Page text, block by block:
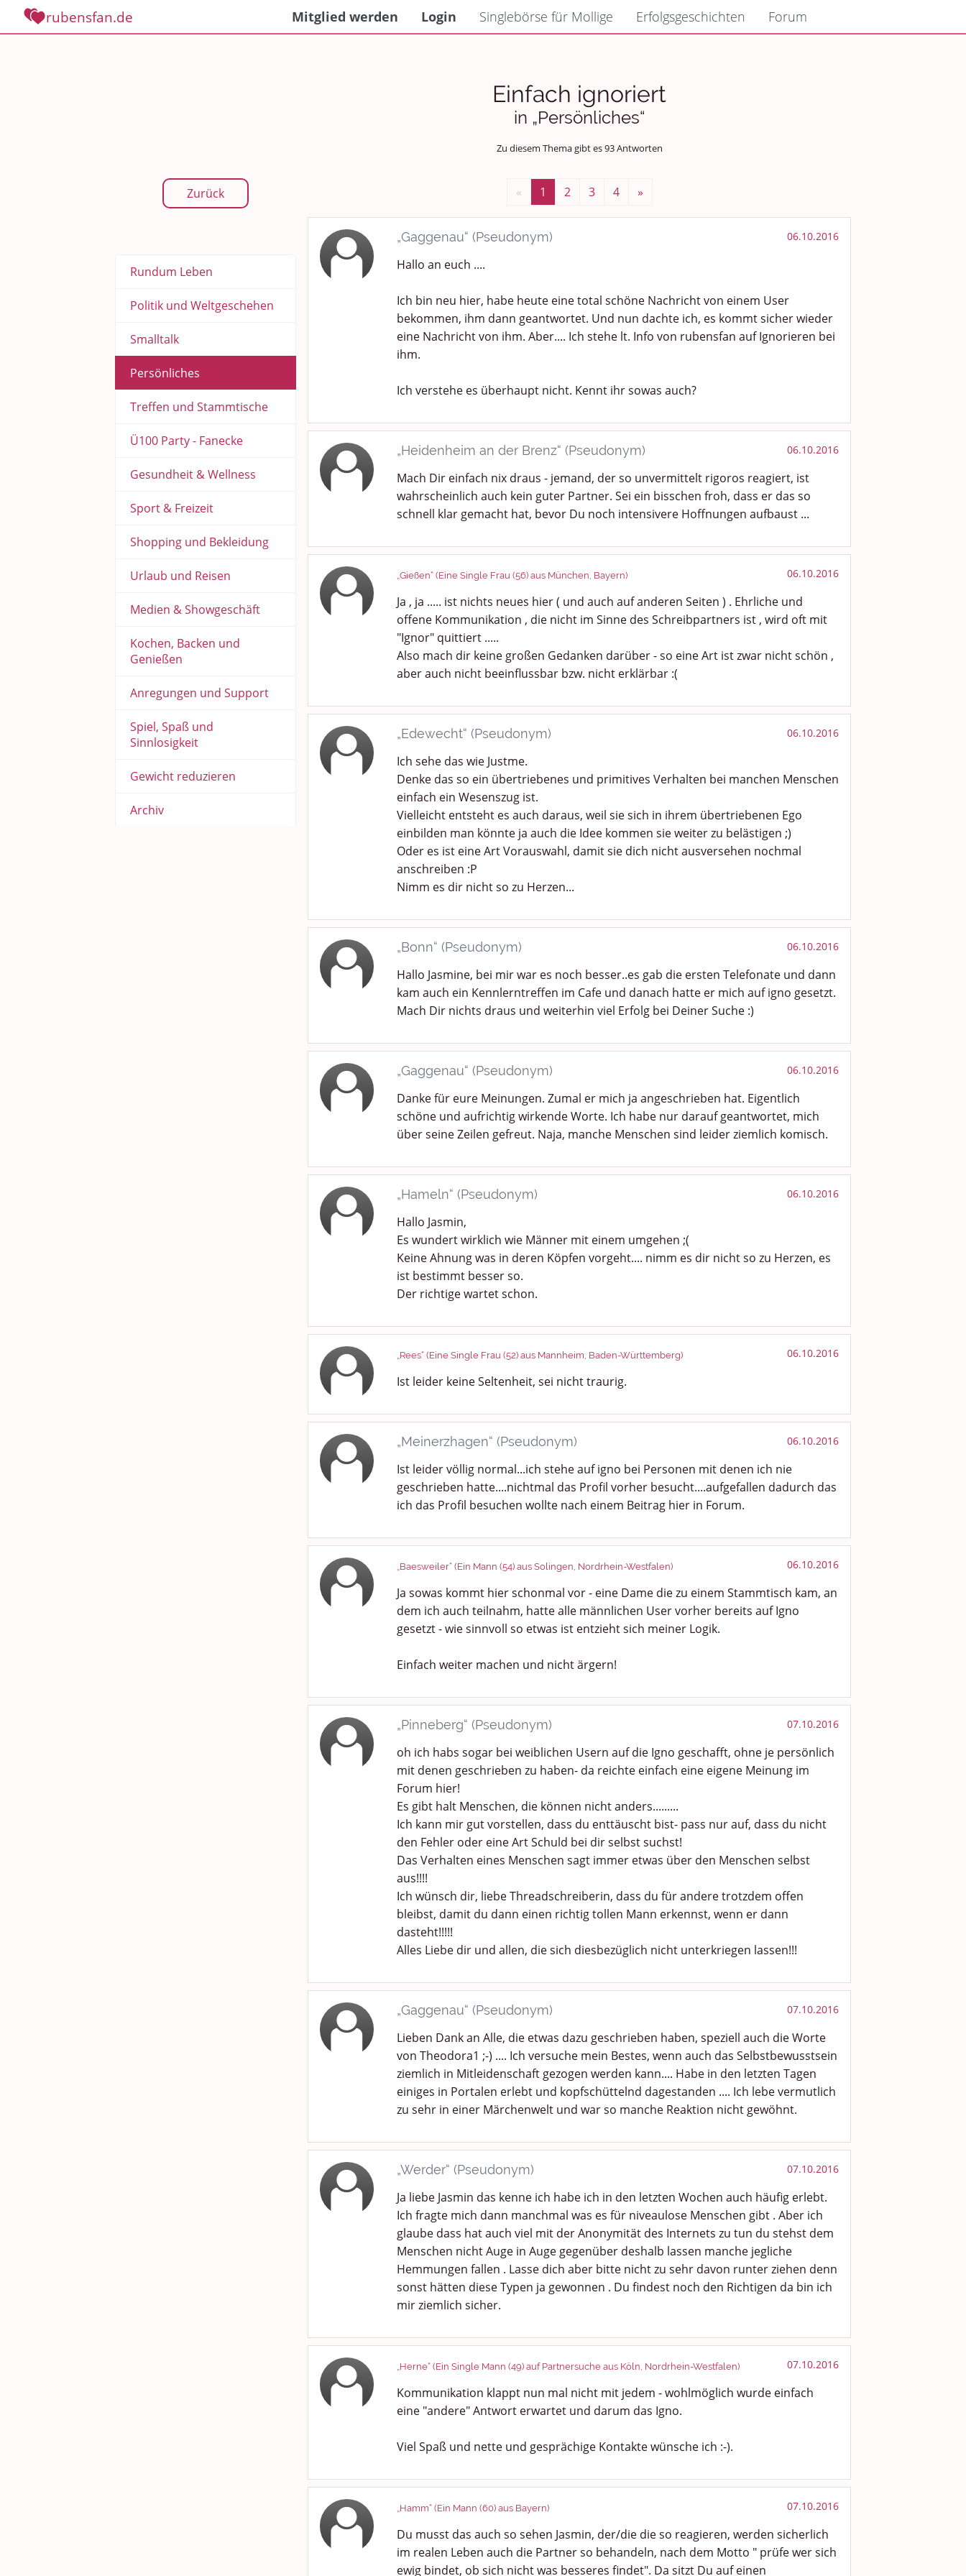
rubensfan.de Mitglied werden Login Singlebörse für Mollige Erfolgsgeschichten Forum
Einfach ignoriert
in „Persönliches“
Zu diesem Thema gibt es 93 Antworten
Zurück
Rundum Leben
Politik und Weltgeschehen
Smalltalk
Persönliches
Treffen und Stammtische
Ü100 Party - Fanecke
Gesundheit & Wellness
Sport & Freizeit
Shopping und Bekleidung
Urlaub und Reisen
Medien & Showgeschäft
Kochen, Backen und
Genießen
Anregungen und Support
Spiel, Spaß und
Sinnlosigkeit
Gewicht reduzieren
Archiv
« 1 2 3 4 »
„Gaggenau“ (Pseudonym) 06.10.2016
Hallo an euch ....
Ich bin neu hier, habe heute eine total schöne Nachricht von einem User
bekommen, ihm dann geantwortet. Und nun dachte ich, es kommt sicher wieder
eine Nachricht von ihm. Aber.... Ich stehe lt. Info von rubensfan auf Ignorieren bei
ihm.
Ich verstehe es überhaupt nicht. Kennt ihr sowas auch?
„Heidenheim an der Brenz“ (Pseudonym) 06.10.2016
Mach Dir einfach nix draus - jemand, der so unvermittelt rigoros reagiert, ist
wahrscheinlich auch kein guter Partner. Sei ein bisschen froh, dass er das so
schnell klar gemacht hat, bevor Du noch intensivere Hoffnungen aufbaust ...
„Gießen“ (Eine Single Frau (56) aus München, Bayern) 06.10.2016
Ja , ja ..... ist nichts neues hier ( und auch auf anderen Seiten ) . Ehrliche und
offene Kommunikation , die nicht im Sinne des Schreibpartners ist , wird oft mit
"Ignor" quittiert .....
Also mach dir keine großen Gedanken darüber - so eine Art ist zwar nicht schön ,
aber auch nicht beeinflussbar bzw. nicht erklärbar :(
„Edewecht“ (Pseudonym) 06.10.2016
Ich sehe das wie Justme.
Denke das so ein übertriebenes und primitives Verhalten bei manchen Menschen
einfach ein Wesenszug ist.
Vielleicht entsteht es auch daraus, weil sie sich in ihrem übertriebenen Ego
einbilden man könnte ja auch die Idee kommen sie weiter zu belästigen ;)
Oder es ist eine Art Vorauswahl, damit sie dich nicht ausversehen nochmal
anschreiben :P
Nimm es dir nicht so zu Herzen...
„Bonn“ (Pseudonym) 06.10.2016
Hallo Jasmine, bei mir war es noch besser..es gab die ersten Telefonate und dann
kam auch ein Kennlerntreffen im Cafe und danach hatte er mich auf igno gesetzt.
Mach Dir nichts draus und weiterhin viel Erfolg bei Deiner Suche :)
„Gaggenau“ (Pseudonym) 06.10.2016
Danke für eure Meinungen. Zumal er mich ja angeschrieben hat. Eigentlich
schöne und aufrichtig wirkende Worte. Ich habe nur darauf geantwortet, mich
über seine Zeilen gefreut. Naja, manche Menschen sind leider ziemlich komisch.
„Hameln“ (Pseudonym) 06.10.2016
Hallo Jasmin,
Es wundert wirklich wie Männer mit einem umgehen ;(
Keine Ahnung was in deren Köpfen vorgeht.... nimm es dir nicht so zu Herzen, es
ist bestimmt besser so.
Der richtige wartet schon.
„Rees“ (Eine Single Frau (52) aus Mannheim, Baden-Württemberg) 06.10.2016
Ist leider keine Seltenheit, sei nicht traurig.
„Meinerzhagen“ (Pseudonym) 06.10.2016
Ist leider völlig normal...ich stehe auf igno bei Personen mit denen ich nie
geschrieben hatte....nichtmal das Profil vorher besucht....aufgefallen dadurch das
ich das Profil besuchen wollte nach einem Beitrag hier in Forum.
„Baesweiler“ (Ein Mann (54) aus Solingen, Nordrhein-Westfalen) 06.10.2016
Ja sowas kommt hier schonmal vor - eine Dame die zu einem Stammtisch kam, an
dem ich auch teilnahm, hatte alle männlichen User vorher bereits auf Igno
gesetzt - wie sinnvoll so etwas ist entzieht sich meiner Logik.
Einfach weiter machen und nicht ärgern!
„Pinneberg“ (Pseudonym) 07.10.2016
oh ich habs sogar bei weiblichen Usern auf die Igno geschafft, ohne je persönlich
mit denen geschrieben zu haben- da reichte einfach eine eigene Meinung im
Forum hier!
Es gibt halt Menschen, die können nicht anders.........
Ich kann mir gut vorstellen, dass du enttäuscht bist- pass nur auf, dass du nicht
den Fehler oder eine Art Schuld bei dir selbst suchst!
Das Verhalten eines Menschen sagt immer etwas über den Menschen selbst
aus!!!!
Ich wünsch dir, liebe Threadschreiberin, dass du für andere trotzdem offen
bleibst, damit du dann einen richtig tollen Mann erkennst, wenn er dann
dasteht!!!!!
Alles Liebe dir und allen, die sich diesbezüglich nicht unterkriegen lassen!!!
„Gaggenau“ (Pseudonym) 07.10.2016
Lieben Dank an Alle, die etwas dazu geschrieben haben, speziell auch die Worte
von Theodora1 ;-) .... Ich versuche mein Bestes, wenn auch das Selbstbewusstsein
ziemlich in Mitleidenschaft gezogen werden kann.... Habe in den letzten Tagen
einiges in Portalen erlebt und kopfschüttelnd dagestanden .... Ich lebe vermutlich
zu sehr in einer Märchenwelt und war so manche Reaktion nicht gewöhnt.
„Werder“ (Pseudonym) 07.10.2016
Ja liebe Jasmin das kenne ich habe ich in den letzten Wochen auch häufig erlebt.
Ich fragte mich dann manchmal was es für niveaulose Menschen gibt . Aber ich
glaube dass hat auch viel mit der Anonymität des Internets zu tun du stehst dem
Menschen nicht Auge in Auge gegenüber deshalb lassen manche jegliche
Hemmungen fallen . Lasse dich aber bitte nicht zu sehr davon runter ziehen denn
sonst hätten diese Typen ja gewonnen . Du findest noch den Richtigen da bin ich
mir ziemlich sicher.
„Herne“ (Ein Single Mann (49) auf Partnersuche aus Köln, Nordrhein-Westfalen) 07.10.2016
Kommunikation klappt nun mal nicht mit jedem - wohlmöglich wurde einfach
eine "andere" Antwort erwartet und darum das Igno.
Viel Spaß und nette und gesprächige Kontakte wünsche ich :-).
„Hamm“ (Ein Mann (60) aus Bayern) 07.10.2016
Du musst das auch so sehen Jasmin, der/die die so reagieren, werden sicherlich
im realen Leben auch die Partner so behandeln, nach dem Motto " prüfe wer sich
ewig bindet, ob sich nicht was besseres findet". Da sitzt Du auf einen